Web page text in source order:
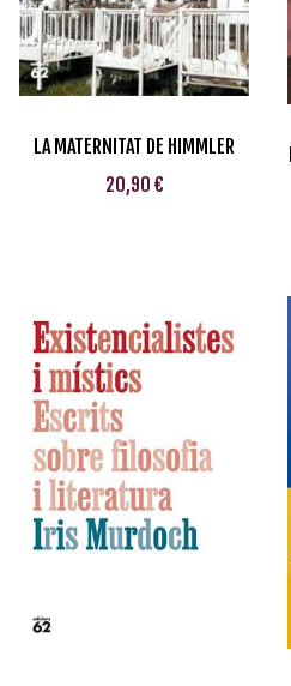
LA MATERNITAT DE HIMMLER
20,90 €